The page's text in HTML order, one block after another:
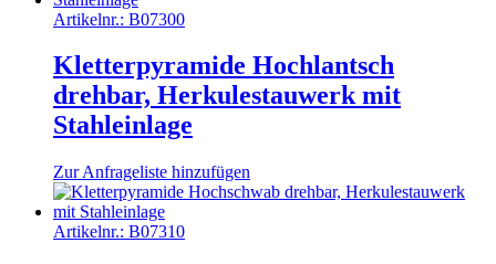
Artikelnr.: B07300
Kletterpyramide Hochlantsch
drehbar, Herkulestauwerk mit
Stahleinlage
Zur Anfrageliste hinzufügen
Artikelnr.: B07310